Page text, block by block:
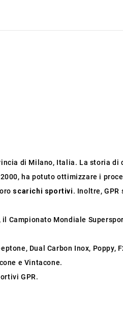
di Milano, Italia. La storia di
ha potuto ottimizzare i
scarichi sportivi. Inoltre, GPR
Campionato Mondiale
Dual Carbon Inox, Poppy,
e Vintacone.
GPR.